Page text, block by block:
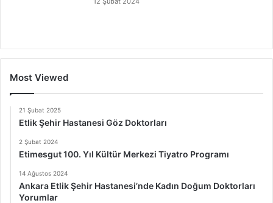
Most Viewed
21 Şubat 2025
Etlik Şehir Hastanesi Göz Doktorları
2 Şubat 2024
Etimesgut 100. Yıl Kültür Merkezi Tiyatro Programı
14 Ağustos 2024
Ankara Etlik Şehir Hastanesi’nde Kadın Doğum Doktorları
Yorumlar